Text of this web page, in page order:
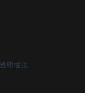
明性法